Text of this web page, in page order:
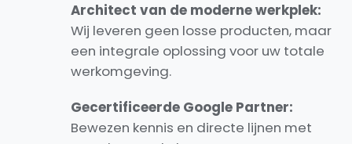
Architect van de moderne werkplek:
Wij leveren geen losse producten, maar
een integrale oplossing voor uw totale
werkomgeving.
Gecertificeerde Google Partner:
Bewezen kennis en directe lijnen met